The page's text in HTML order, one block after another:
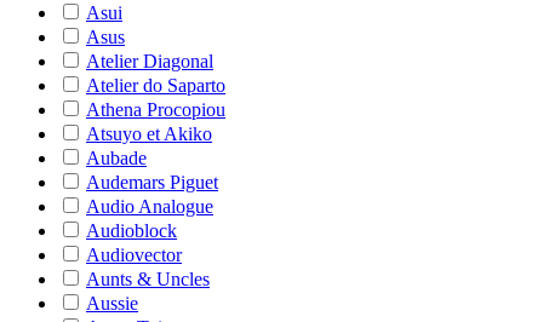
Asui
Asus
Atelier Diagonal
Atelier do Saparto
Athena Procopiou
Atsuyo et Akiko
Aubade
Audemars Piguet
Audio Analogue
Audioblock
Audiovector
Aunts & Uncles
Aussie